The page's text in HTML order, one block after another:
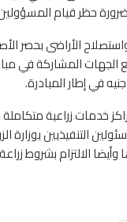
ضرورة حظر قيام
واستصلاح الأراضى
المشاركة في
خدمات زراعية
التنفيذيين بوزارة
وأيضا الالتزام بشروط